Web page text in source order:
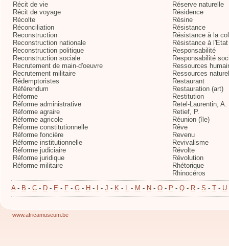
Récit de vie
Récit de voyage
Récolte
Réconciliation
Reconstruction
Reconstruction nationale
Reconstruction politique
Reconstruction sociale
Recrutement de main-d'oeuvre
Recrutement militaire
Rédemptoristes
Référendum
Réforme
Réforme administrative
Réforme agraire
Réforme agricole
Réforme constitutionnelle
Réforme foncière
Réforme institutionnelle
Réforme judiciaire
Réforme juridique
Réforme militaire
Réserve naturelle
Résidence
Résine
Résistance
Résistance à la
Résistance à l'Etat
Responsabilité
Responsabilité
Ressources
Ressources
Restaurant
Restauration (art)
Restitution
Retel-Laurentin, A.
Retief, P.
Réunion (île)
Rêve
Revenu
Revivalisme
Révolte
Révolution
Rhétorique
Rhinocéros
A- B - C - D - E - F - G - H - - J - K - L - M - N - O - P - Q - R - S - T - U
www.africamuseum.be